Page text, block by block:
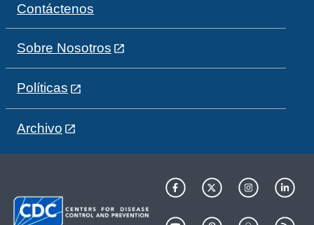
Contáctenos
Sobre Nosotros
Políticas
Archivo